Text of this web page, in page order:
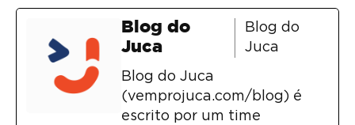
Blog do
Juca
Blog do
Juca
Blog do Juca
(vemprojuca.com/blog) é
escrito por um time